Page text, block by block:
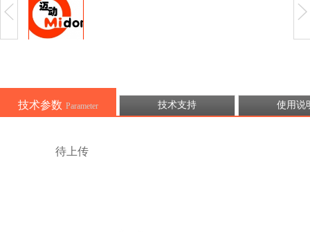
技术参数 Parameter 技术支持 使用说
待上传